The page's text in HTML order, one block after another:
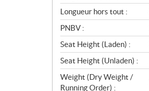
Longueur hors tout :
PNBV :
Seat Height (Laden) :
Seat Height (Unladen) :
Weight (Dry Weight /
Running Order) :